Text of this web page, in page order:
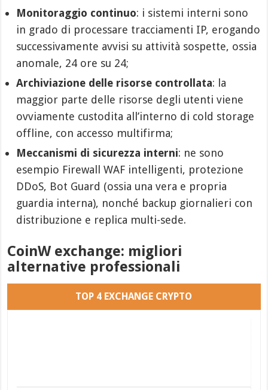
Monitoraggio continuo: i sistemi interni sono
in grado di processare tracciamenti IP, erogando
successivamente avvisi su attività sospette, ossia
anomale, 24 ore su 24;
Archiviazione delle risorse controllata: la
maggior parte delle risorse degli utenti viene
ovviamente custodita all’interno di cold storage
offline, con accesso multifirma;
Meccanismi di sicurezza interni: ne sono
esempio Firewall WAF intelligenti, protezione
DDoS, Bot Guard (ossia una vera e propria
guardia interna), nonché backup giornalieri con
distribuzione e replica multi-sede.
CoinW exchange: migliori
alternative professionali
TOP 4 EXCHANGE CRYPTO